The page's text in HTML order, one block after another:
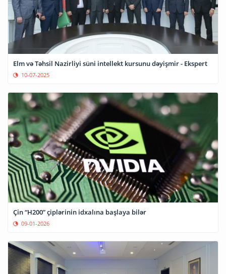
Elm və Təhsil Nazirliyi süni intellekt kursunu dəyişmir - Ekspert
10-07-2025
Çin “H200” çiplərinin idxalına başlaya bilər
09-01-2026